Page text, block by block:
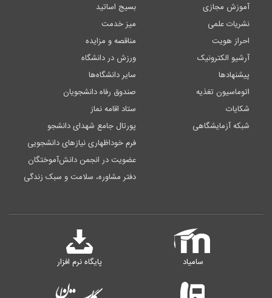
آموزش مجازی
نشریات علمی
احراز هویت
آرشیو الکترونیک
پیشنهادها
اتوماسیون تغذیه
شکایات
شبکه آزمایشگاهی
بسیج اساتید
میز خدمت
مناقصه و مزایده
ورزش در دانشگاه
سایر دانشگاه‌ها
صندوق رفاه دانشجویان
ستاد اقامه نماز
پورتال جامع شهدای دانشجو
فرم خوداظهاری نیازهای دانشجویی
عضویت در انجمن دانش‌آموختگان
دفتر مشاوره، سلامت و سبک زندگی
سامیاد پایگاه نرم افزار